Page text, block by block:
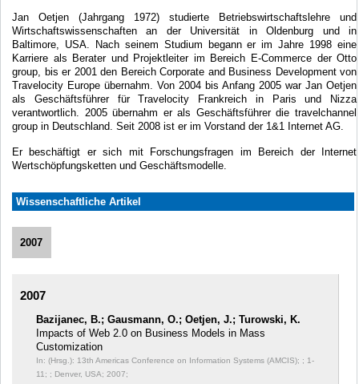
Jan Oetjen (Jahrgang 1972) studierte Betriebswirtschaftslehre und
Wirtschaftswissenschaften an der Universität in Oldenburg und in
Baltimore, USA. Nach seinem Studium begann er im Jahre 1998 eine
Karriere als Berater und Projektleiter im Bereich E-Commerce der Otto
group, bis er 2001 den Bereich Corporate and Business Development von
Travelocity Europe übernahm. Von 2004 bis Anfang 2005 war Jan Oetjen
als Geschäftsführer für Travelocity Frankreich in Paris und Nizza
verantwortlich. 2005 übernahm er als Geschäftsführer die travelchannel
group in Deutschland. Seit 2008 ist er im Vorstand der 1&1 Internet AG.
Er beschäftigt er sich mit Forschungsfragen im Bereich der Internet
Wertschöpfungsketten und Geschäftsmodelle.
Wissenschaftliche Artikel
2007
2007
Bazijanec, B.; Gausmann, O.; Oetjen, J.; Turowski, K.
Impacts of Web 2.0 on Business Models in Mass
Customization
In: (Hrsg.): 13th Americas Conference on Information Systems (AMCIS); ; 1-
11; ; Denver, USA; 2007;